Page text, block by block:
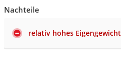
Nachteile
relativ hohes Eigengewicht